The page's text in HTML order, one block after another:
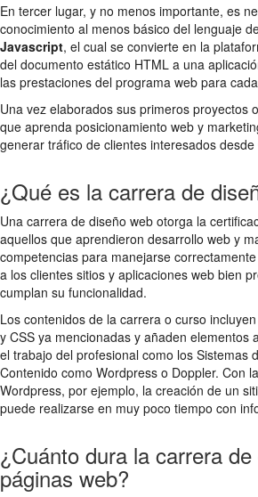
En tercer lugar, y no menos importante, es
conocimiento al menos básico del lenguaje
Javascript, el cual se convierte en la
del documento estático HTML a una
las prestaciones del programa web para
Una vez elaborados sus primeros proyectos
que aprenda posicionamiento web y
generar tráfico de clientes interesados
¿Qué es la carrera de
Una carrera de diseño web otorga la
aquellos que aprendieron desarrollo web y
competencias para manejarse
a los clientes sitios y aplicaciones web bien
cumplan su funcionalidad.
Los contenidos de la carrera o curso
y CSS ya mencionadas y añaden elementos
el trabajo del profesional como los Sistemas
Contenido como Wordpress o Doppler. Con
Wordpress, por ejemplo, la creación de un
puede realizarse en muy poco tiempo con
¿Cuánto dura la carrera
páginas web?